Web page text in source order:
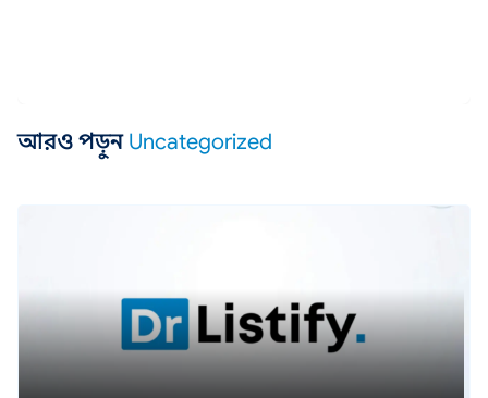
আরও পড়ুন Uncategorized